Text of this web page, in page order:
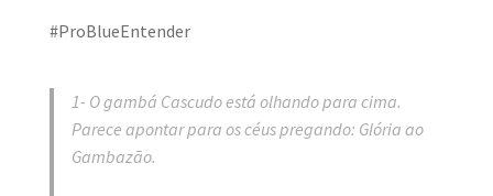
#ProBlueEntender
1- O gambá Cascudo está olhando para cima.
Parece apontar para os céus pregando: Glória ao
Gambazão.